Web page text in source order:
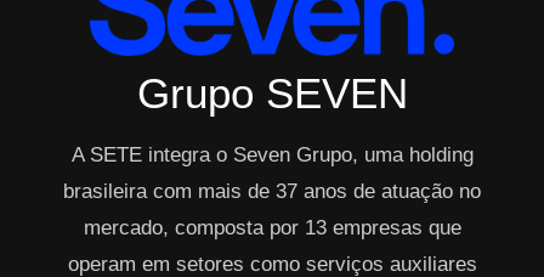
Grupo SEVEN
A SETE integra o Seven Grupo, uma holding
brasileira com mais de 37 anos de atuação no
mercado, composta por 13 empresas que
operam em setores como serviços auxiliares